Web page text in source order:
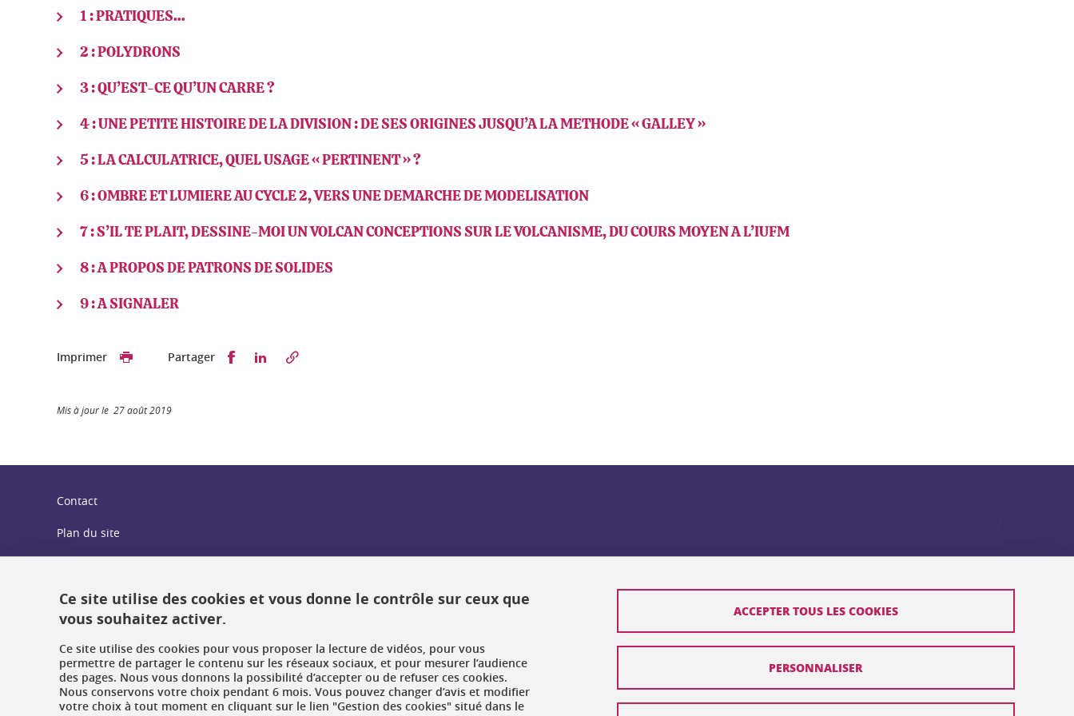
1 : PRATIQUES…
2 : POLYDRONS
3 : QU’EST-CE QU’UN CARRE ?
4 : UNE PETITE HISTOIRE DE LA DIVISION : DE SES ORIGINES JUSQU’A LA METHODE « GALLEY »
5 : LA CALCULATRICE, QUEL USAGE « PERTINENT » ?
6 : OMBRE ET LUMIERE AU CYCLE 2, VERS UNE DEMARCHE DE MODELISATION
7 : S’IL TE PLAIT, DESSINE-MOI UN VOLCAN CONCEPTIONS SUR LE VOLCANISME, DU COURS MOYEN A L’IUFM
8 : A PROPOS DE PATRONS DE SOLIDES
9 : A SIGNALER
Imprimer Partager Partager sur Facebook
Partager sur LinkedIn
Mis à jour le 27 août 2019
Contact
Plan du site
Mentions légales
Données personnelles : politique de confidentialité
Gestion des cookies
Accessibilité : non conforme
Ce site utilise des cookies et vous donne le contrôle sur ceux que
vous souhaitez activer.
Ce site utilise des cookies pour vous proposer la lecture de vidéos, pour vous
permettre de partager le contenu sur les réseaux sociaux, et pour mesurer l’audience
des pages. Nous vous donnons la possibilité d’accepter ou de refuser ces cookies.
Nous conservons votre choix pendant 6 mois. Vous pouvez changer d’avis et modifier
votre choix à tout moment en cliquant sur le lien "Gestion des cookies" situé dans le
ACCEPTER TOUS LES COOKIES
PERSONNALISER